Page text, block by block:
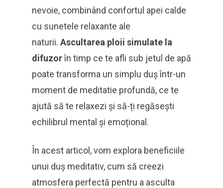
nevoie, combinând confortul apei calde
cu sunetele relaxante ale
naturii. Ascultarea ploii simulate la
difuzorîn timp ce te afli sub jetul de apă
poate transforma un simplu duș într-un
moment de meditatie profundă, ce te
ajută să te relaxezi și să-ți regăsești
echilibrul mental și emoțional.
În acest articol, vom explora beneficiile
unui duș meditativ, cum să creezi
atmosfera perfectă pentru a asculta